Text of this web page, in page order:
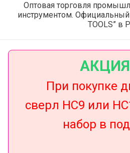
Оптовая торговля
инструментом. Официальный
TOOLS” в
АКЦИЯ
При покупке
сверл НС9 или
набор в